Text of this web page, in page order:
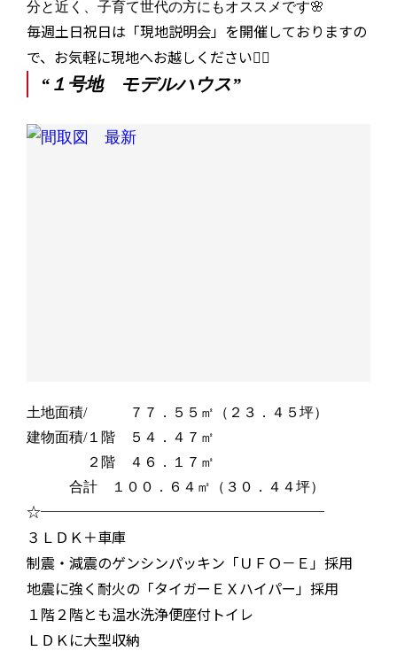
分と近く、子育て世代の方にもオススメです🌸
毎週土日祝日は「現地説明会」を開催しておりますの
で、お気軽に現地へお越しください💁‍♀️
“１号地 モデルハウス”
土地面積/ ７７．５５㎡（２３．４５坪）
建物面積/１階 ５４．４７㎡
２階 ４６．１７㎡
合計 １００．６４㎡（３０．４４坪）
☆────────────────────
３ＬＤＫ＋車庫
制震・減震のゲンシンパッキン「ＵＦＯ－Ｅ」採用
地震に強く耐火の「タイガーＥＸハイパー」採用
１階２階とも温水洗浄便座付トイレ
ＬＤＫに大型収納